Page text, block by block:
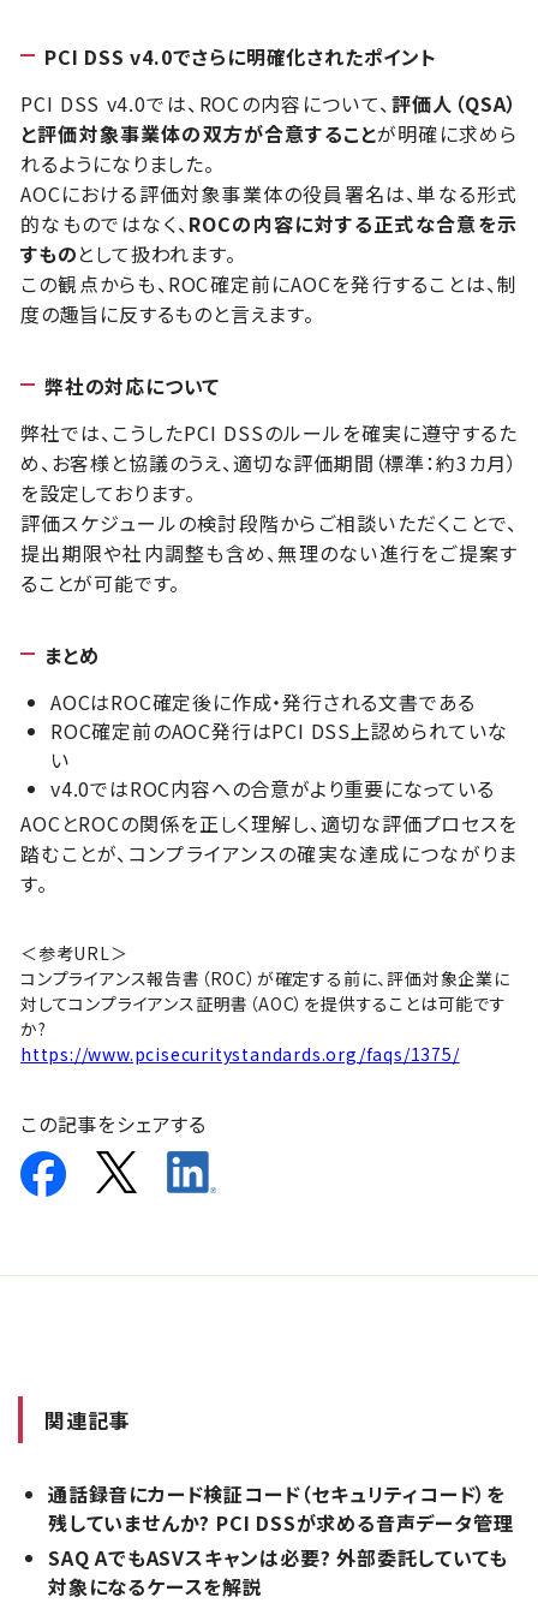
PCI DSS v4.0でさらに明確化されたポイント
PCI DSS v4.0では、ROCの内容について、評価人（QSA）
と評価対象事業体の双方が合意することが明確に求めら
れるようになりました。
AOCにおける評価対象事業体の役員署名は、単なる形式
的なものではなく、ROCの内容に対する正式な合意を示
すものとして扱われます。
この観点からも、ROC確定前にAOCを発行することは、制
度の趣旨に反するものと言えます。
弊社の対応について
弊社では、こうしたPCI DSSのルールを確実に遵守するた
め、お客様と協議のうえ、適切な評価期間（標準：約3カ月）
を設定しております。
評価スケジュールの検討段階からご相談いただくことで、
提出期限や社内調整も含め、無理のない進行をご提案す
ることが可能です。
まとめ
AOCはROC確定後に作成・発行される文書である
ROC確定前のAOC発行はPCI DSS上認められていな
い
v4.0ではROC内容への合意がより重要になっている
AOCとROCの関係を正しく理解し、適切な評価プロセスを
踏むことが、コンプライアンスの確実な達成につながりま
す。
＜参考URL＞
コンプライアンス報告書（ROC）が確定する前に、評価対象企業に
対してコンプライアンス証明書（AOC）を提供することは可能です
か?
https://www.pcisecuritystandards.org/faqs/1375/
この記事をシェアする
関連記事
通話録音にカード検証コード（セキュリティコード）を
残していませんか? PCI DSSが求める音声データ管理
SAQ AでもASVスキャンは必要? 外部委託していても
対象になるケースを解説